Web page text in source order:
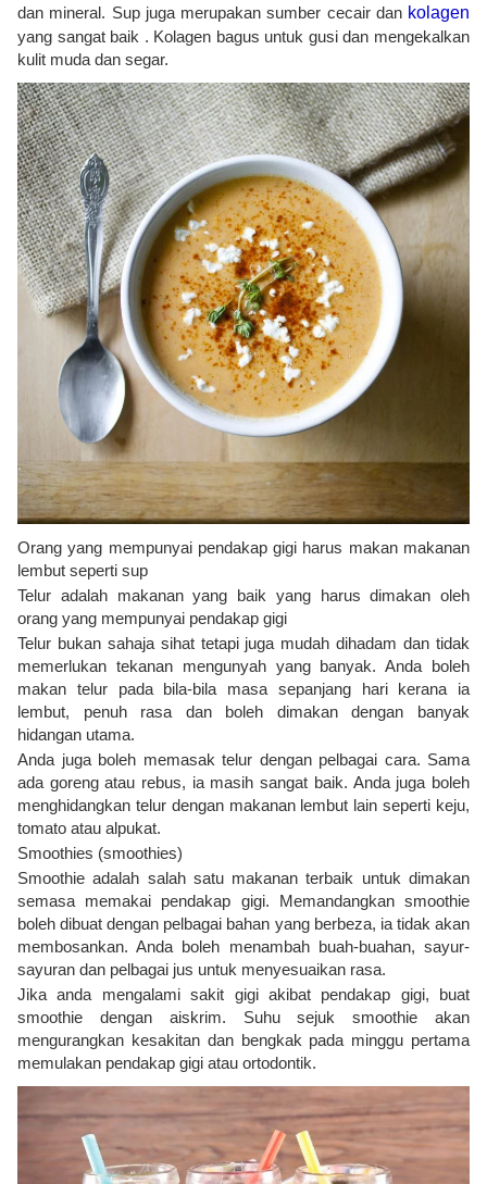
dan mineral. Sup juga merupakan sumber cecair dan kolagen
yang sangat baik . Kolagen bagus untuk gusi dan mengekalkan
kulit muda dan segar.
Orang yang mempunyai pendakap gigi harus makan makanan
lembut seperti sup
Telur adalah makanan yang baik yang harus dimakan oleh
orang yang mempunyai pendakap gigi
Telur bukan sahaja sihat tetapi juga mudah dihadam dan tidak
memerlukan tekanan mengunyah yang banyak. Anda boleh
makan telur pada bila-bila masa sepanjang hari kerana ia
lembut, penuh rasa dan boleh dimakan dengan banyak
hidangan utama.
Anda juga boleh memasak telur dengan pelbagai cara. Sama
ada goreng atau rebus, ia masih sangat baik. Anda juga boleh
menghidangkan telur dengan makanan lembut lain seperti keju,
tomato atau alpukat.
Smoothies (smoothies)
Smoothie adalah salah satu makanan terbaik untuk dimakan
semasa memakai pendakap gigi. Memandangkan smoothie
boleh dibuat dengan pelbagai bahan yang berbeza, ia tidak akan
membosankan. Anda boleh menambah buah-buahan, sayur-
sayuran dan pelbagai jus untuk menyesuaikan rasa.
Jika anda mengalami sakit gigi akibat pendakap gigi, buat
smoothie dengan aiskrim. Suhu sejuk smoothie akan
mengurangkan kesakitan dan bengkak pada minggu pertama
memulakan pendakap gigi atau ortodontik.